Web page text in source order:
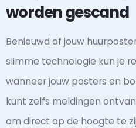
worden gescand
Benieuwd of jouw
slimme technologie kun je
wanneer jouw posters en
kunt zelfs meldingen
om direct op de hoogte te